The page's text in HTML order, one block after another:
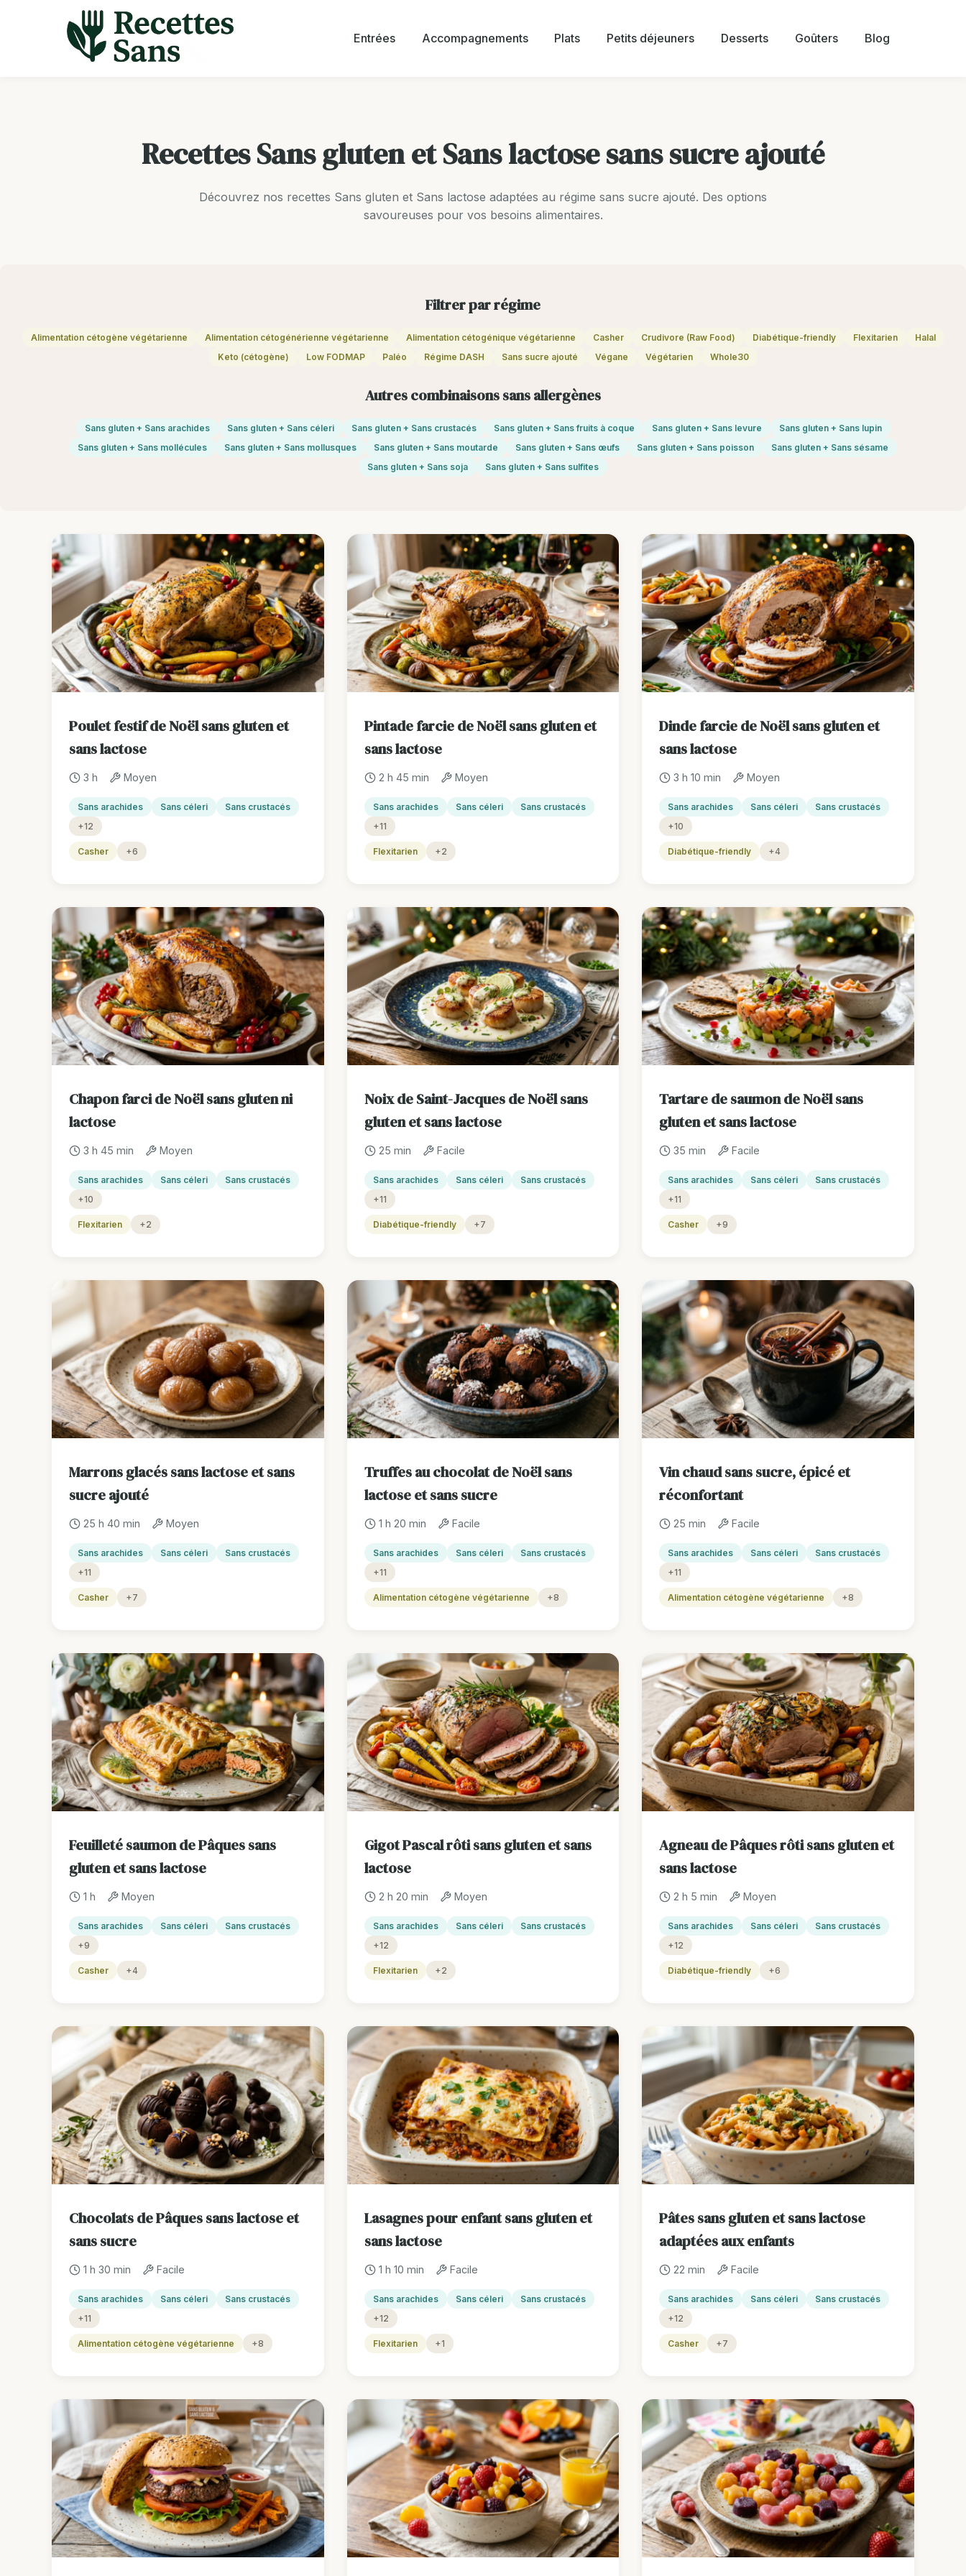
Entrées Accompagnements Plats Petits déjeuners Desserts Goûters Blog
Recettes Sans gluten et Sans lactose sans sucre ajouté
Découvrez nos recettes Sans gluten et Sans lactose adaptées au régime sans sucre ajouté. Des options
savoureuses pour vos besoins alimentaires.
Filtrer par régime
Alimentation cétogène végétarienne Alimentation cétogénérienne végétarienne Alimentation cétogénique végétarienne Casher Crudivore (Raw Food) Diabétique-friendly Flexitarien
Halal
Keto (cétogène)
Low FODMAP Paléo Régime DASH Sans sucre ajouté Végane Végétarien Whole30
Autres combinaisons sans allergènes
Sans gluten + Sans arachides Sans gluten + Sans céleri Sans gluten + Sans crustacés Sans gluten + Sans fruits à coque Sans gluten + Sans levure
Sans gluten + Sans lupin
Sans gluten + Sans mollécules
Sans gluten + Sans mollusques Sans gluten + Sans moutarde Sans gluten + Sans œufs Sans gluten + Sans poisson
Sans gluten + Sans sésame
Sans gluten + Sans soja
Sans gluten + Sans sulfites
Poulet festif de Noël sans gluten et
sans lactose
3 h Moyen
Sans arachides Sans céleri
Sans crustacés
+12
Casher +6
Pintade farcie de Noël sans gluten et
sans lactose
2 h 45 min Moyen
Sans arachides Sans céleri
Sans crustacés
+11
Flexitarien +2
Dinde farcie de Noël sans gluten et
sans lactose
3 h 10 min Moyen
Sans arachides Sans céleri
Sans crustacés
+10
Diabétique-friendly +4
Chapon farci de Noël sans gluten ni
lactose
3 h 45 min Moyen
Sans arachides Sans céleri
Sans crustacés
+10
Flexitarien +2
Noix de Saint-Jacques de Noël sans
gluten et sans lactose
25 min Facile
Sans arachides Sans céleri
Sans crustacés
+11
Diabétique-friendly +7
Tartare de saumon de Noël sans
gluten et sans lactose
35 min Facile
Sans arachides Sans céleri
Sans crustacés
+11
Casher +9
Marrons glacés sans lactose et sans
sucre ajouté
25 h 40 min Moyen
Sans arachides Sans céleri
Sans crustacés
+11
Casher +7
Truffes au chocolat de Noël sans
lactose et sans sucre
1 h 20 min Facile
Sans arachides Sans céleri
Sans crustacés
+11
Alimentation cétogène végétarienne +8
Vin chaud sans sucre, épicé et
réconfortant
25 min Facile
Sans arachides Sans céleri
Sans crustacés
+11
Alimentation cétogène végétarienne +8
Feuilleté saumon de Pâques sans
gluten et sans lactose
1 h Moyen
Sans arachides Sans céleri
Sans crustacés
+9
Casher +4
Gigot Pascal rôti sans gluten et sans
lactose
2 h 20 min Moyen
Sans arachides Sans céleri
Sans crustacés
+12
Flexitarien +2
Agneau de Pâques rôti sans gluten et
sans lactose
2 h 5 min Moyen
Sans arachides Sans céleri
Sans crustacés
+12
Diabétique-friendly +6
Chocolats de Pâques sans lactose et
sans sucre
1 h 30 min Facile
Sans arachides Sans céleri
Sans crustacés
+11
Alimentation cétogène végétarienne +8
Lasagnes pour enfant sans gluten et
sans lactose
1 h 10 min Facile
Sans arachides Sans céleri
Sans crustacés
+12
Flexitarien +1
Pâtes sans gluten et sans lactose
adaptées aux enfants
22 min Facile
Sans arachides Sans céleri
Sans crustacés
+12
Casher +7